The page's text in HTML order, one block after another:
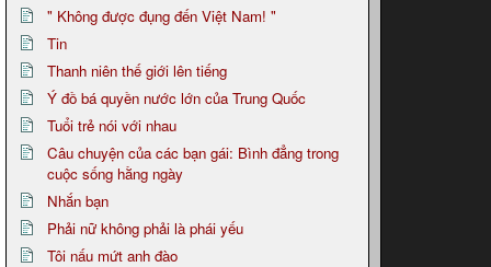
" Không được đụng đến Việt Nam! "
Tin
Thanh niên thế giới lên tiếng
Ý đồ bá quyền nước lớn của Trung Quốc
Tuổi trẻ nói với nhau
Câu chuyện của các bạn gái: Bình đẳng trong
cuộc sống hằng ngày
Nhắn bạn
Phải nữ không phải là phái yếu
Tôi nấu mứt anh đào